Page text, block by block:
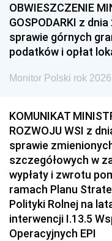
OBWIESZCZENIE
GOSPODARKI z
sprawie górnych
podatków i opłat
Monitor Polski rok 2026
KOMUNIKAT
ROZWOJU WSI z
sprawie
szczegółowych w
wypłaty i zwrotu
ramach Planu
Polityki Rolnej na
interwencji I.13.5
Operacyjnych EPI